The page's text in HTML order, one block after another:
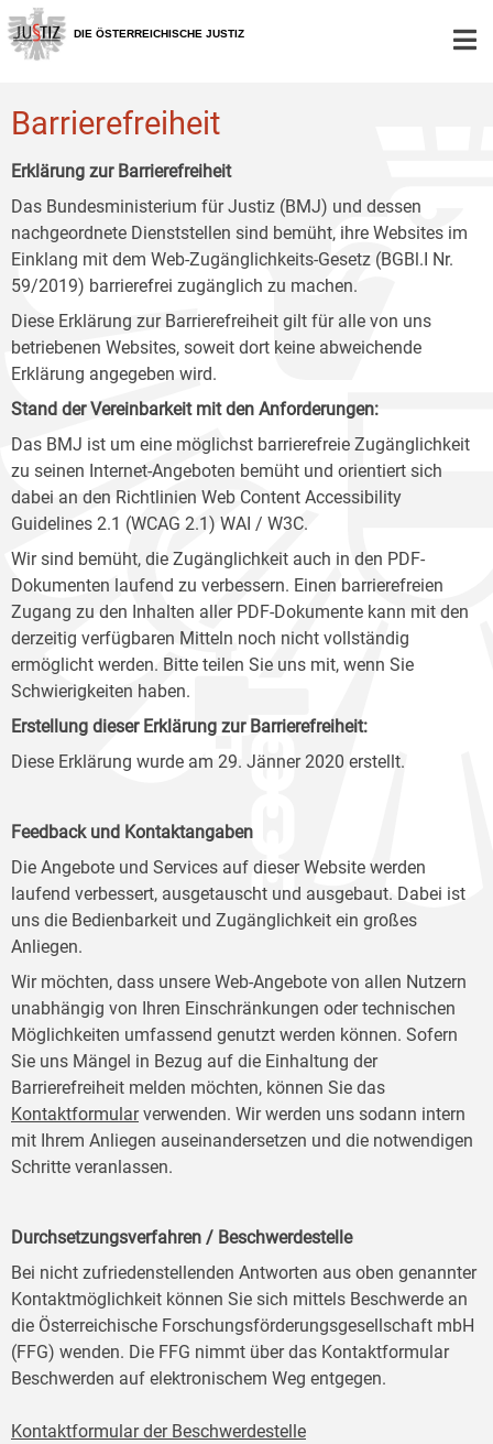
Zur
Hauptnavigation
[1]
Zum
Inhalt
[2]
Zum
Untermenü
[3]
DIE ÖSTERREICHISCHE JUSTIZ
Barrierefreiheit
Erklärung zur Barrierefreiheit
Das Bundesministerium für Justiz (BMJ) und dessen
nachgeordnete Dienststellen sind bemüht, ihre Websites im
Einklang mit dem Web-Zugänglichkeits-Gesetz (BGBl.I Nr.
59/2019) barrierefrei zugänglich zu machen.
Diese Erklärung zur Barrierefreiheit gilt für alle von uns
betriebenen Websites, soweit dort keine abweichende
Erklärung angegeben wird.
Stand der Vereinbarkeit mit den Anforderungen:
Das BMJ ist um eine möglichst barrierefreie Zugänglichkeit
zu seinen Internet-Angeboten bemüht und orientiert sich
dabei an den Richtlinien Web Content Accessibility
Guidelines 2.1 (WCAG 2.1) WAI / W3C.
Wir sind bemüht, die Zugänglichkeit auch in den PDF-
Dokumenten laufend zu verbessern. Einen barrierefreien
Zugang zu den Inhalten aller PDF-Dokumente kann mit den
derzeitig verfügbaren Mitteln noch nicht vollständig
ermöglicht werden. Bitte teilen Sie uns mit, wenn Sie
Schwierigkeiten haben.
Erstellung dieser Erklärung zur Barrierefreiheit:
Diese Erklärung wurde am 29. Jänner 2020 erstellt.
Feedback und Kontaktangaben
Die Angebote und Services auf dieser Website werden
laufend verbessert, ausgetauscht und ausgebaut. Dabei ist
uns die Bedienbarkeit und Zugänglichkeit ein großes
Anliegen.
Wir möchten, dass unsere Web-Angebote von allen Nutzern
unabhängig von Ihren Einschränkungen oder technischen
Möglichkeiten umfassend genutzt werden können. Sofern
Sie uns Mängel in Bezug auf die Einhaltung der
Barrierefreiheit melden möchten, können Sie das
Kontaktformularverwenden. Wir werden uns sodann intern
mit Ihrem Anliegen auseinandersetzen und die notwendigen
Schritte veranlassen.
Durchsetzungsverfahren / Beschwerdestelle
Bei nicht zufriedenstellenden Antworten aus oben genannter
Kontaktmöglichkeit können Sie sich mittels Beschwerde an
die Österreichische Forschungsförderungsgesellschaft mbH
(FFG) wenden. Die FFG nimmt über das Kontaktformular
Beschwerden auf elektronischem Weg entgegen.
Kontaktformular der Beschwerdestelle